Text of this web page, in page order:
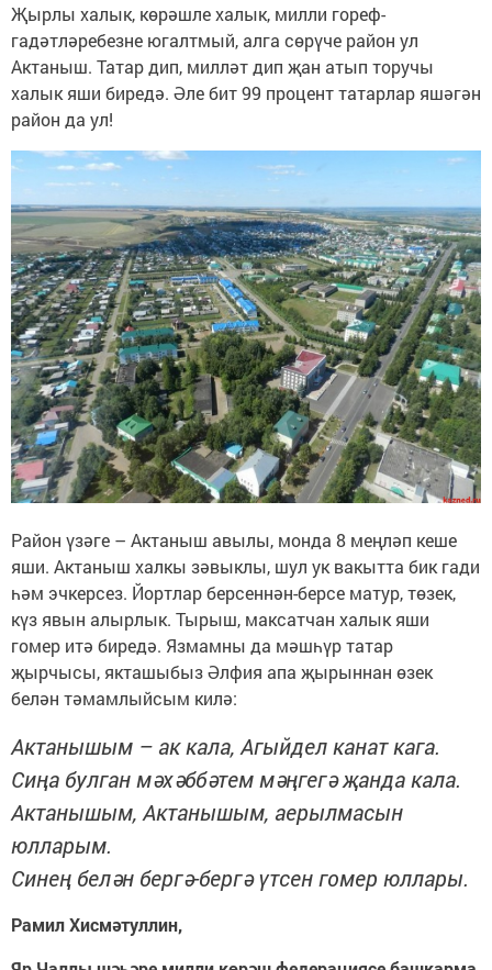
Җырлы халык, көрәшле халык, милли гореф-
гадәтләребезне югалтмый, алга сөрүче район ул
Актаныш. Татар дип, милләт дип җан атып торучы
халык яши биредә. Әле бит 99 процент татарлар яшәгән
район да ул!
Район үзәге – Актаныш авылы, монда 8 меңләп кеше
яши. Актаныш халкы зәвыклы, шул ук вакытта бик гади
һәм эчкерсез. Йортлар берсеннән-берсе матур, төзек,
күз явын алырлык. Тырыш, максатчан халык яши
гомер итә биредә. Язмамны да мәшһүр татар
җырчысы, якташыбыз Әлфия апа җырыннан өзек
белән тәмамлыйсым килә:
Актанышым – ак кала, Агыйдел канат кага.
Сиңа булган мәхәббәтем мәңгегә җанда кала.
Актанышым, Актанышым, аерылмасын
юлларым.
Синең белән бергә-бергә үтсен гомер юллары.
Рамил Хисмәтуллин,